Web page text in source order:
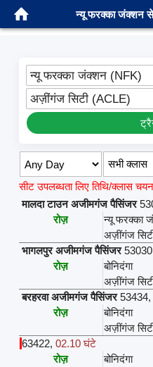
न्यू फरक्का जंक्शन
न्यू फरक्का जंक्शन (NFK)
अज़ींगंज सिटी (ACLE)
सीट उपलब्धता लिए तिथि/क्लास
मालदा टाउन अजीमगंज पैसिंजर
रोज़
न्यू फरक्का
अज़ींगंज
भागलपुर अजीमगंज पैसिंजर 53030
रोज़
बोनिदंगा
अज़ींगंज
बरहरवा अजीमगंज पैसिंजर 53434
रोज़
बोनिदंगा
अज़ींगंज
63422,02.10 घंटे
रोज़
बोनिदंगा